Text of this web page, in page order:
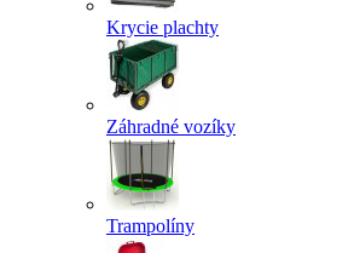
Krycie plachty
Záhradné vozíky
Trampolíny